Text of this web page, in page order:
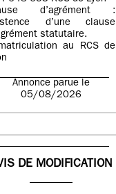
d’agrément :
d’une clause
statutaire.
au RCS de
Annonce parue le
05/08/2026
DE MODIFICATION